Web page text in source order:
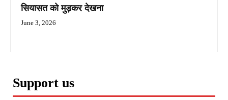
सियासत को मुड़कर देखना
June 3, 2026
Support us